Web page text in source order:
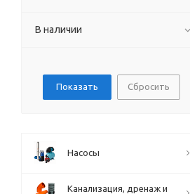
В наличии
Сбросить
Насосы
Канализация, дренаж и